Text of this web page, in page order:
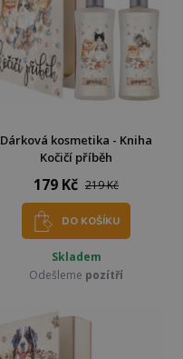
Dárková kosmetika - Kniha
Kočičí příběh
179 Kč 219 Kč
DO KOŠÍKU
Skladem
Odešleme pozítří